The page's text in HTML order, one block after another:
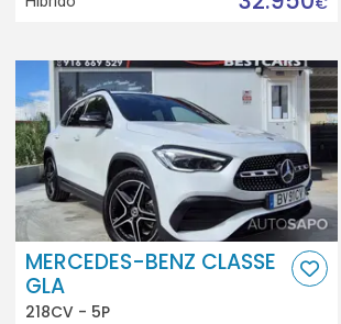
MERCEDES-BENZ CLASSE
GLA
218CV - 5P